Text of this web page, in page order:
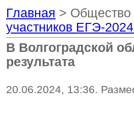
Главная > Общество
участников ЕГЭ-
В Волгоградской
результата
20.06.2024, 13:36.